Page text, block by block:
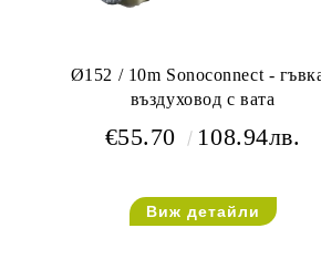
Ø152 / 10m Sonoconnect -
въздуховод с вата
€55.70 108.94лв.
Виж детайли